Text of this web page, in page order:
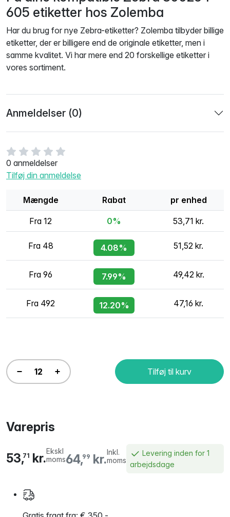
0 anmeldelser
Tilføj din anmeldelse
Mængde Rabat pr enhed
Fra 12 0% 53,71 kr.
Fra 48 4.08% 51,52 kr.
Fra 96 7.99% 49,42 kr.
Fra 492 12.20% 47,16 kr.
Tilføj til kurv
Varepris
64,99 kr.Inkl.
moms
53,71 kr.Ekskl
moms
Levering inden for 1
arbejdsdage
605 etiketter hos Zolemba
Har du brug for nye Zebra-etiketter? Zolemba tilbyder billige
etiketter, der er billigere end de originale etiketter, men i
samme kvalitet. Vi har mere end 20 forskellige etiketter i
vores sortiment.
Anmeldelser (0)